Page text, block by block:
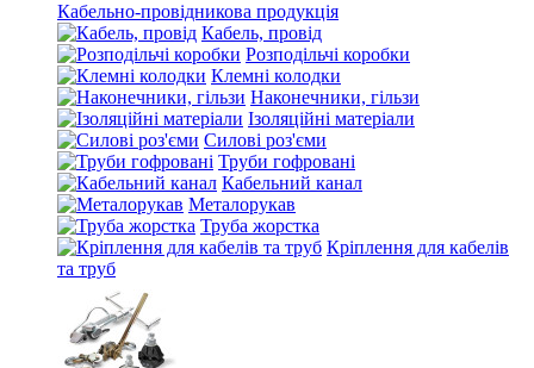
Кабельно-провідникова продукція
Кабель, провід
Розподільчі коробки
Клемні колодки
Наконечники, гільзи
Ізоляційні матеріали
Силові роз'єми
Труби гофровані
Кабельний канал
Металорукав
Труба жорстка
Кріплення для кабелів
та труб